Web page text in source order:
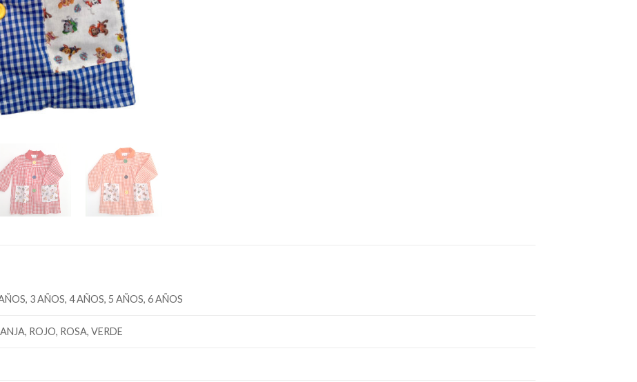
3 AÑOS, 4 AÑOS, 5 AÑOS, 6 AÑOS
ROJO, ROSA, VERDE